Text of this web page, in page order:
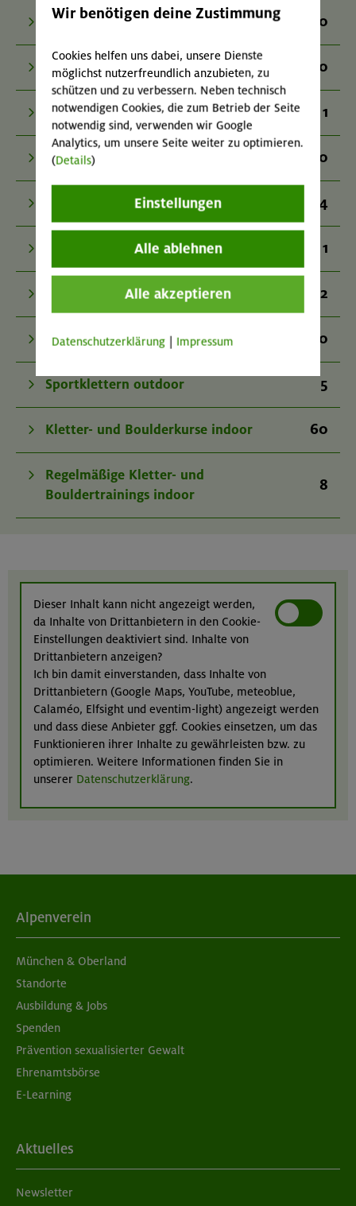
Adventurecamp im Karwendel
Karwendel
20.09.26
Mountainbike-Grundkurs Fahrtechnik und kleine Tour
München und Umgebung
Herbstliche Durchquerung von Lenggries zum
Bayerische Voralpen (Benediktenwandgruppe)
Ski-, Snowboard- und Langlaufkurse 0
Ski & Board auf Tour 0
Grundkurs Bergsteigen 1
Klettersteigkurse 0
4
Gletscher-, Eis- & Hochtouren 1
Mountainbiken 2
Wildwasser 0
Sportklettern outdoor 5
Kletter- und Boulderkurse indoor 60
Regelmäßige Kletter- und
Bouldertrainings indoor
8
Dieser Inhalt kann nicht angezeigt werden,
da Inhalte von Drittanbietern in den Cookie-
Einstellungen deaktiviert sind. Inhalte von
Drittanbietern anzeigen?
Ich bin damit einverstanden, dass Inhalte von
Drittanbietern (Google Maps, YouTube, meteoblue,
Calaméo, Elfsight und eventim-light) angezeigt werden
und dass diese Anbieter ggf. Cookies einsetzen, um das
Funktionieren ihrer Inhalte zu gewährleisten bzw. zu
optimieren. Weitere Informationen finden Sie in
unserer Datenschutzerklärung.
Alpenverein
München & Oberland
Standorte
Ausbildung & Jobs
Spenden
Prävention sexualisierter Gewalt
Ehrenamtsbörse
E-Learning
Aktuelles
Newsletter
Wir benötigen deine Zustimmung
Cookies helfen uns dabei, unsere Dienste
möglichst nutzerfreundlich anzubieten, zu
schützen und zu verbessern. Neben technisch
notwendigen Cookies, die zum Betrieb der Seite
notwendig sind, verwenden wir Google
Analytics, um unsere Seite weiter zu optimieren.
(Details)
Einstellungen
Alle ablehnen
Alle akzeptieren
Datenschutzerklärung Impressum